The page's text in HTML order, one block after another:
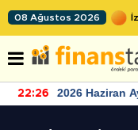
08 Ağustos 2026
22:26 2026 Haziran